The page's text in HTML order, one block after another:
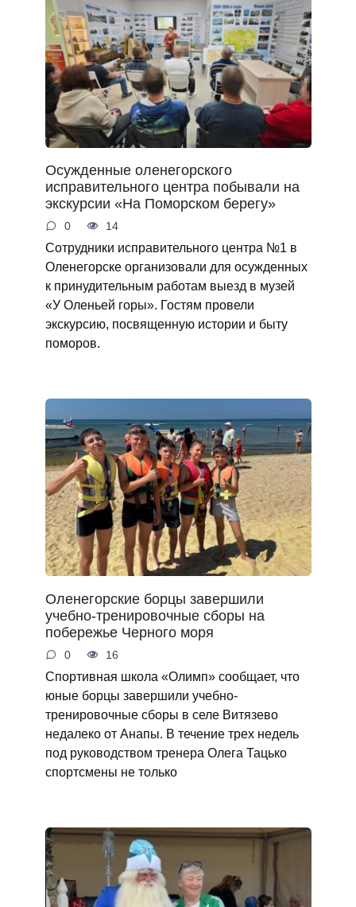
Осужденные оленегорского
исправительного центра побывали на
экскурсии «На Поморском берегу»
0 14
Сотрудники исправительного центра №1 в
Оленегорске организовали для осужденных
к принудительным работам выезд в музей
«У Оленьей горы». Гостям провели
экскурсию, посвященную истории и быту
поморов.
Оленегорские борцы завершили
учебно-тренировочные сборы на
побережье Черного моря
0 16
Спортивная школа «Олимп» сообщает, что
юные борцы завершили учебно-
тренировочные сборы в селе Витязево
недалеко от Анапы. В течение трех недель
под руководством тренера Олега Тацько
спортсмены не только